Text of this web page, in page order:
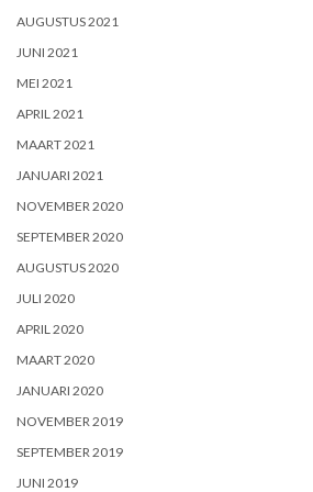
AUGUSTUS 2021
JUNI 2021
MEI 2021
APRIL 2021
MAART 2021
JANUARI 2021
NOVEMBER 2020
SEPTEMBER 2020
AUGUSTUS 2020
JULI 2020
APRIL 2020
MAART 2020
JANUARI 2020
NOVEMBER 2019
SEPTEMBER 2019
JUNI 2019